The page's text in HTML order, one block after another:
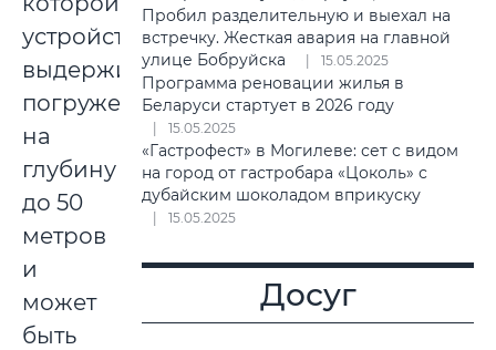
устройство
выдерживает
погружение
на
глубину
до 50
метров
и
может
быть
Пробил разделительную и выехал на
встречку. Жесткая авария на главной
улице Бобруйска
15.05.2025
Программа реновации жилья в
Беларуси стартует в 2026 году
15.05.2025
«Гастрофест» в Могилеве: сет с видом
на город от гастробара «Цоколь» с
дубайским шоколадом вприкуску
15.05.2025
Досуг